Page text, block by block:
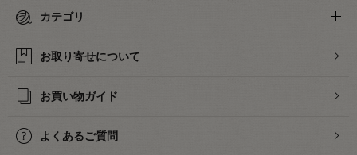
カテゴリ
お取り寄せについて
お買い物ガイド
よくあるご質問